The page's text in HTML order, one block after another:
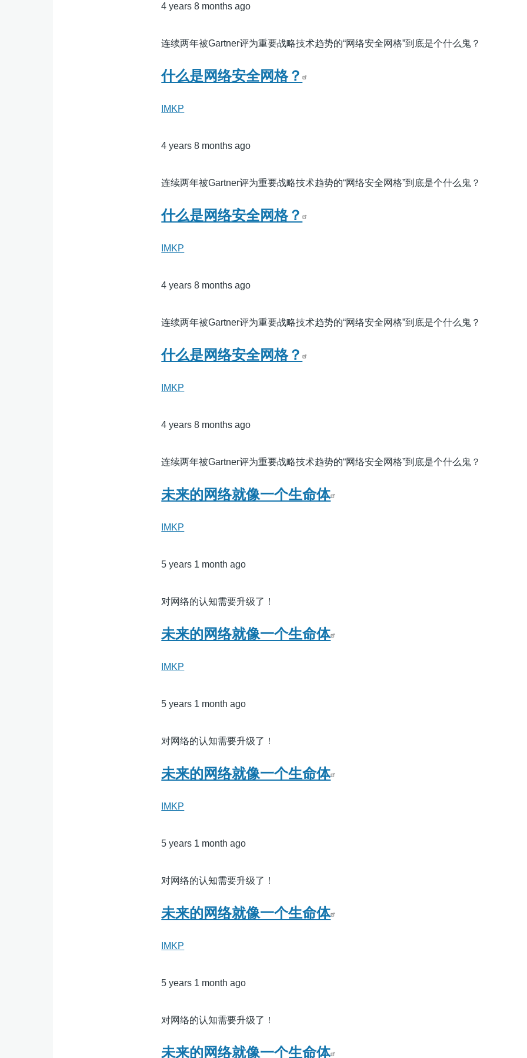
4 years 8 months ago
连续两年被Gartner评为重要战略技术趋势的“网络安全网格”到底是个什么鬼？
什么是网络安全网格？
IMKP
4 years 8 months ago
连续两年被Gartner评为重要战略技术趋势的“网络安全网格”到底是个什么鬼？
什么是网络安全网格？
IMKP
4 years 8 months ago
连续两年被Gartner评为重要战略技术趋势的“网络安全网格”到底是个什么鬼？
什么是网络安全网格？
IMKP
4 years 8 months ago
连续两年被Gartner评为重要战略技术趋势的“网络安全网格”到底是个什么鬼？
未来的网络就像一个生命体
IMKP
5 years 1 month ago
对网络的认知需要升级了！
未来的网络就像一个生命体
IMKP
5 years 1 month ago
对网络的认知需要升级了！
未来的网络就像一个生命体
IMKP
5 years 1 month ago
对网络的认知需要升级了！
未来的网络就像一个生命体
IMKP
5 years 1 month ago
对网络的认知需要升级了！
未来的网络就像一个生命体